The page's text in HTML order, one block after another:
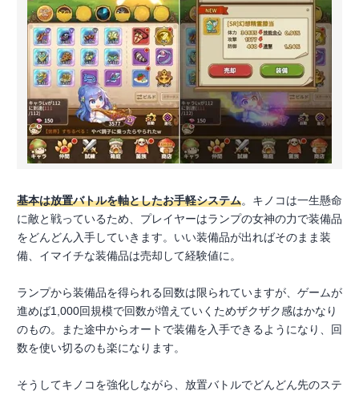
基本は放置バトルを軸としたお手軽システム。キノコは一生懸命
に敵と戦っているため、プレイヤーはランプの女神の力で装備品
をどんどん入手していきます。いい装備品が出ればそのまま装
備、イマイチな装備品は売却して経験値に。
ランプから装備品を得られる回数は限られていますが、ゲームが
進めば1,000回規模で回数が増えていくためザクザク感はかなり
のもの。また途中からオートで装備を入手できるようになり、回
数を使い切るのも楽になります。
そうしてキノコを強化しながら、放置バトルでどんどん先のステ